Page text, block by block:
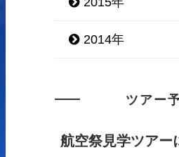
2014年
ツアー
航空祭見学ツアー